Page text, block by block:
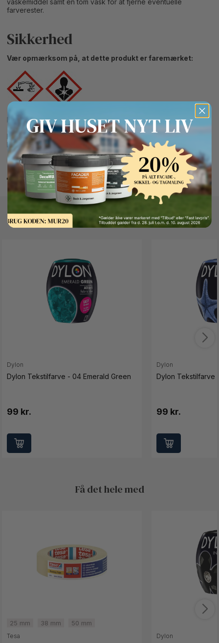
vaskemiddel samt en tom vask for at fjerne eventuelle
farverester.
Sikkerhed
Vær opmærksom på, at dette produkt er faremærket:
Fare
H317 - Kan forårsage allergisk hudreaktion.
H319 - Forårsager alvorlig øjenirritation.
Sikkerhedsdatablad
Andre kunder kigger også på
Dylon
Dylon Tekstilfarve - 04 Emerald Green
99 kr.
Dylon
Dylon Tekstilfarve
99 kr.
Få det hele med
25 mm 38 mm 50 mm
Tesa Dylon
Button Text